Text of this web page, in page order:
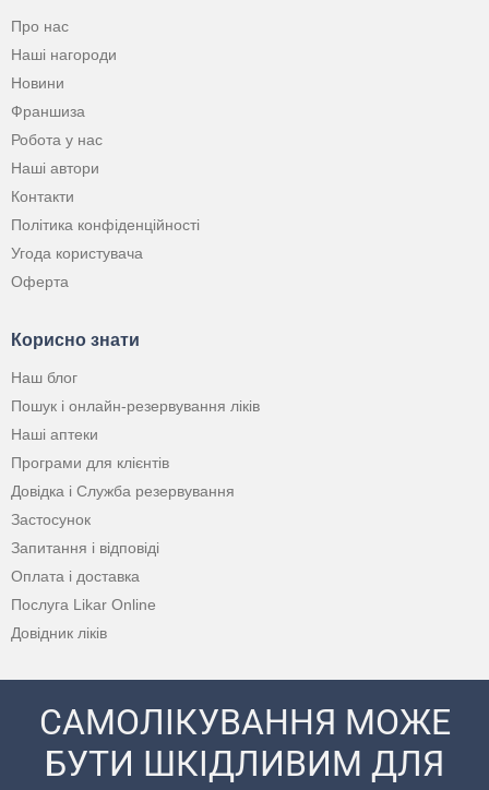
Про нас
Наші нагороди
Новини
Франшиза
Робота у нас
Наші автори
Контакти
Політика конфіденційності
Угода користувача
Оферта
Корисно знати
Наш блог
Пошук і онлайн-резервування ліків
Наші аптеки
Програми для клієнтів
Довідка і Служба резервування
Застосунок
Запитання і відповіді
Оплата і доставка
Послуга Likar Online
Довідник ліків
САМОЛІКУВАННЯ МОЖЕ
БУТИ ШКІДЛИВИМ ДЛЯ